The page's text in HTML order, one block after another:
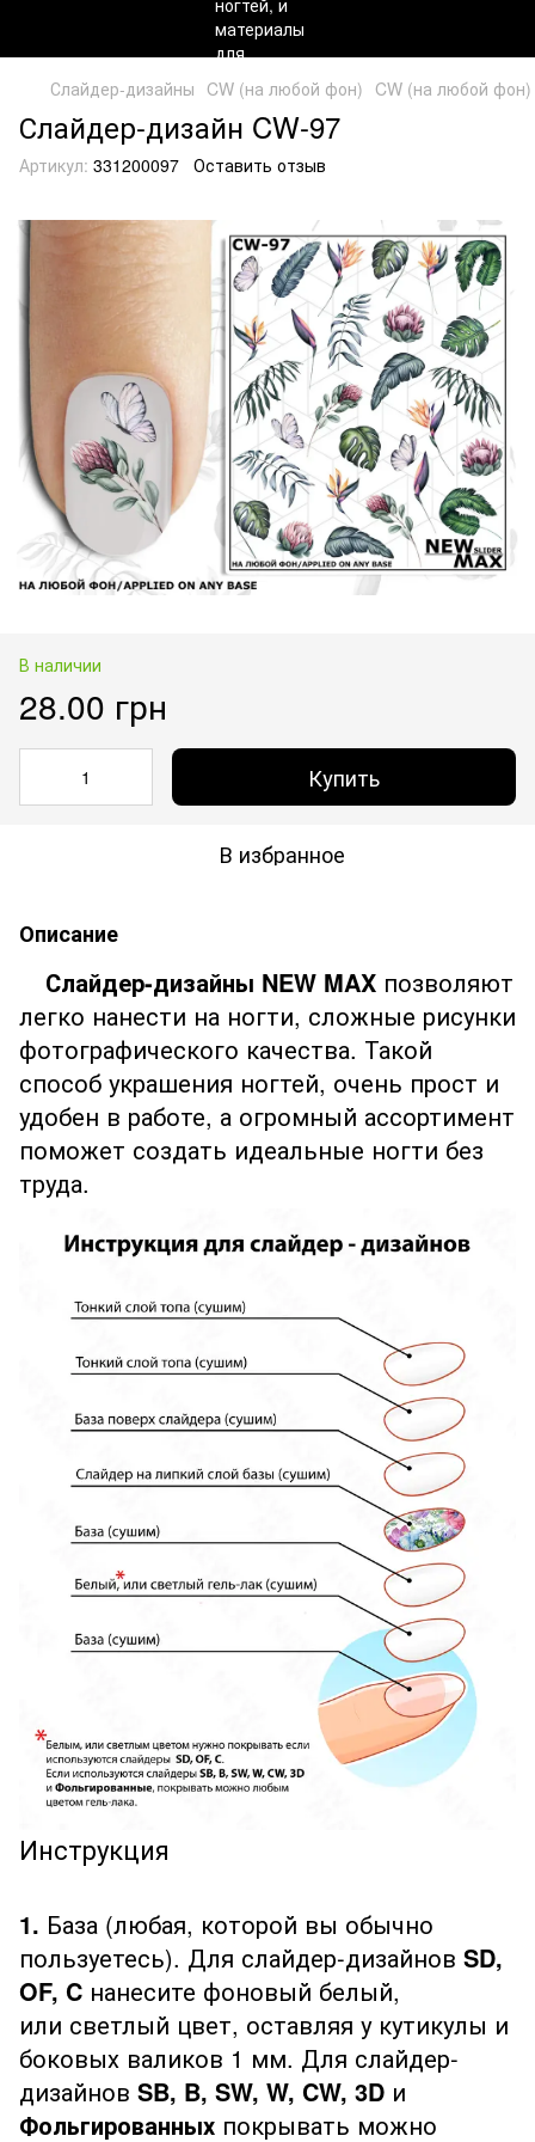
Слайдер-дизайны CW (на любой фон) CW (на любой фон)
Слайдер-дизайн CW-97
Артикул: 331200097 Оставить отзыв
В наличии
28.00 грн
Купить
В избранное
Описание
Слайдер-дизайны NEW MAX позволяют
легко нанести на ногти, сложные рисунки
фотографического качества. Такой
способ украшения ногтей, очень прост и
удобен в работе, а огромный ассортимент
поможет создать идеальные ногти без
труда.
Инструкция
1. База (любая, которой вы обычно
пользуетесь). Для слайдер-дизайнов SD,
OF, C нанесите фоновый белый,
или светлый цвет, оставляя у кутикулы и
боковых валиков 1 мм. Для слайдер-
дизайнов SB, B, SW, W, CW, 3D и
Фольгированных покрывать можно